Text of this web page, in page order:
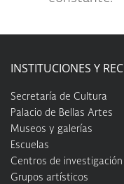
INSTITUCIONES Y
Secretaría de Cultura
Palacio de Bellas Artes
Museos y galerías
Escuelas
Centros de investigación
Grupos artísticos